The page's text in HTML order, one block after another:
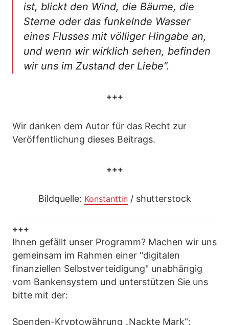
ist, blickt den Wind, die Bäume, die
Sterne oder das funkelnde Wasser
eines Flusses mit völliger Hingabe an,
und wenn wir wirklich sehen, befinden
wir uns im Zustand der Liebe”.
+++
Wir danken dem Autor für das Recht zur
Veröffentlichung dieses Beitrags.
+++
Bildquelle: Konstanttin/ shutterstock
+++
Ihnen gefällt unser Programm? Machen wir uns
gemeinsam im Rahmen einer "digitalen
finanziellen Selbstverteidigung" unabhängig
vom Bankensystem und unterstützen Sie uns
bitte mit der:
Spenden-Kryptowährung „Nackte Mark“: